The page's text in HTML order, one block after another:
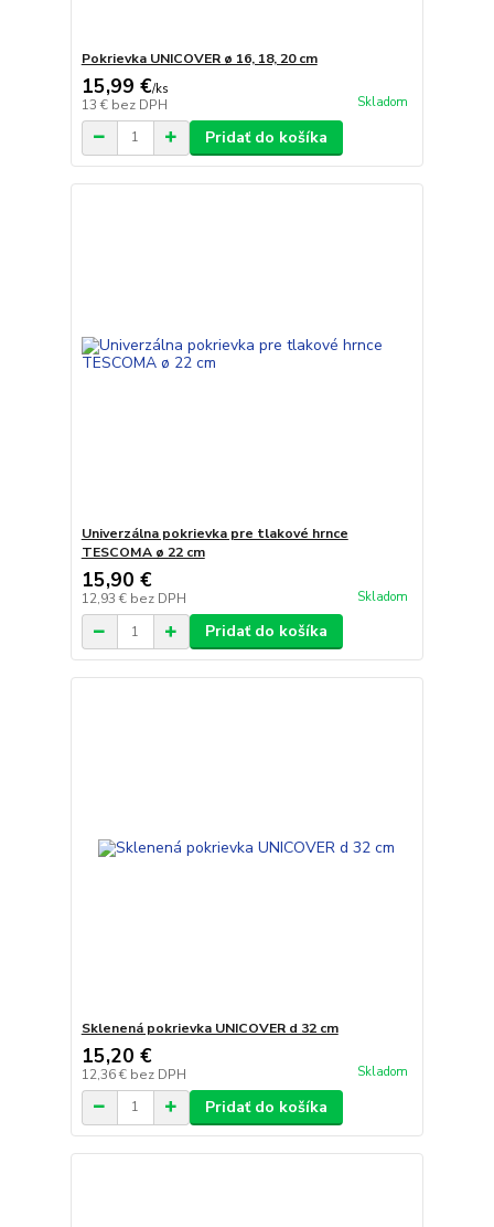
Pokrievka UNICOVER ø 16, 18, 20 cm
15,99 €/ks
13 € bez DPH Skladom
Pridať do košíka
Univerzálna pokrievka pre tlakové hrnce
TESCOMA ø 22 cm
15,90 €
12,93 € bez DPH Skladom
Pridať do košíka
Sklenená pokrievka UNICOVER d 32 cm
15,20 €
12,36 € bez DPH Skladom
Pridať do košíka